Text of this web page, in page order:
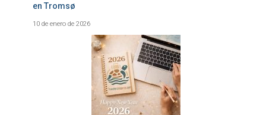
en Tromsø
10 de enero de 2026